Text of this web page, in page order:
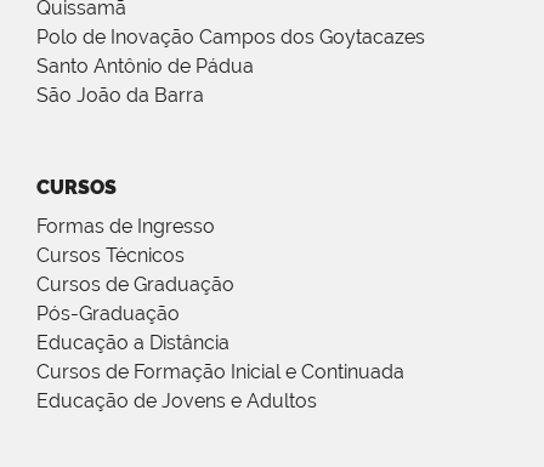
Quissamã
Polo de Inovação Campos dos Goytacazes
Santo Antônio de Pádua
São João da Barra
CURSOS
Formas de Ingresso
Cursos Técnicos
Cursos de Graduação
Pós-Graduação
Educação a Distância
Cursos de Formação Inicial e Continuada
Educação de Jovens e Adultos